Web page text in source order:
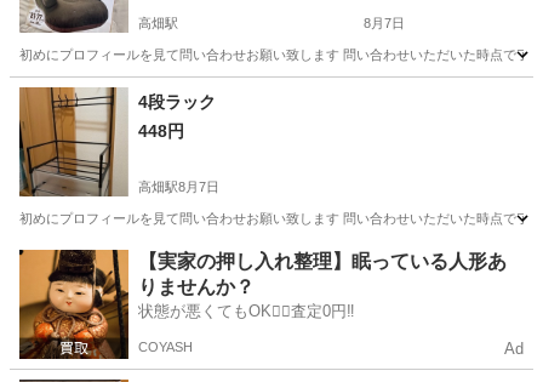
高畑駅 8月7日
初めにプロフィールを見て問い合わせお願い致します 問い合わせいただいた時点で
愛知 名古屋市 高畑駅
4段ラック
448円
高畑駅8月7日
初めにプロフィールを見て問い合わせお願い致します 問い合わせいただいた時点で
愛知 名古屋市 高畑駅 収納家具
【実家の押し入れ整理】眠っている人形あ
りませんか？
状態が悪くてもOK🙆‍♀️査定0円‼️
COYASH Ad